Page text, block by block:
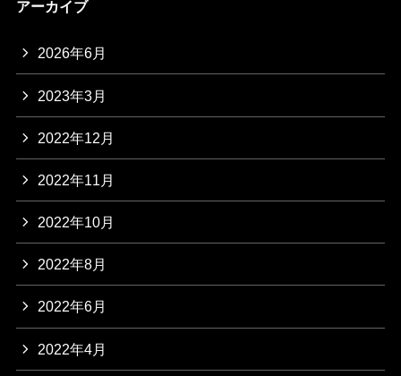
アーカイブ
2026年6月
2023年3月
2022年12月
2022年11月
2022年10月
2022年8月
2022年6月
2022年4月